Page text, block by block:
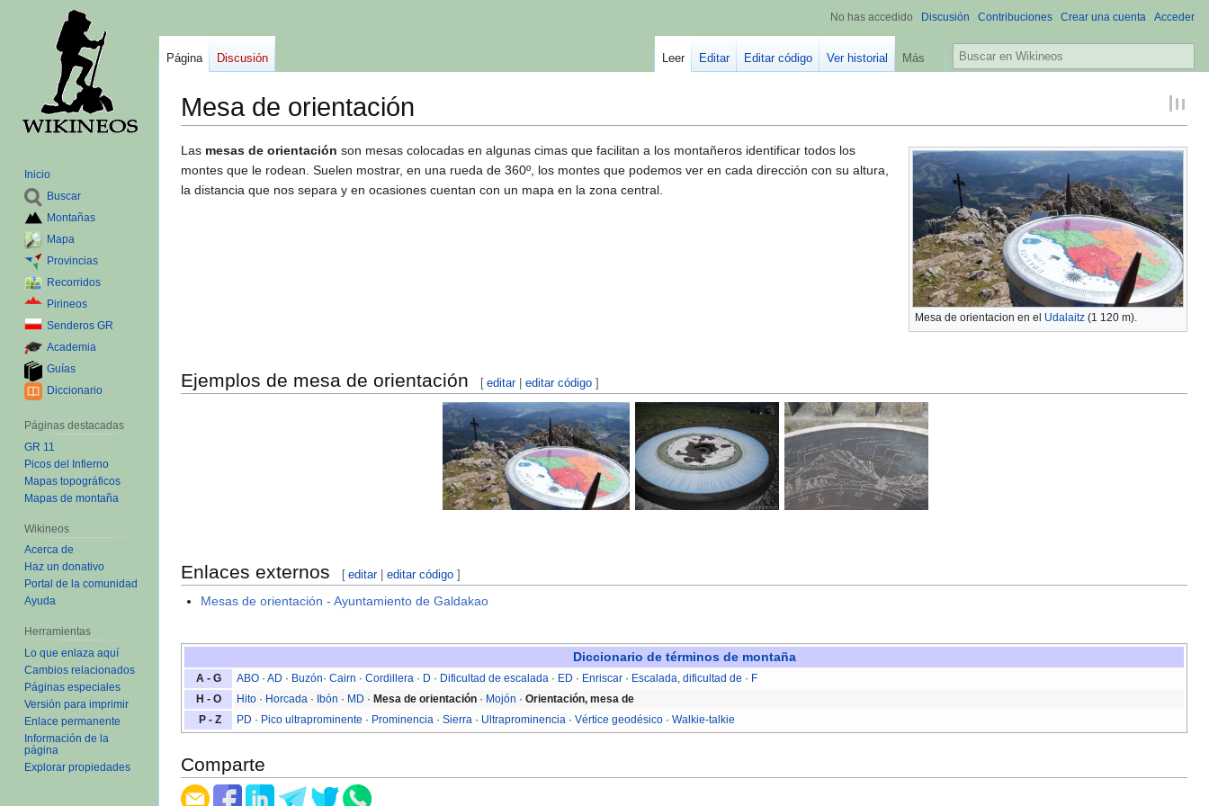
Mesa de orientación
Ir
a
la
Ir
a
la
Mesa de orientacion en el Udalaitz (1 120 m).
Las mesas de orientación son mesas colocadas en algunas cimas que facilitan a los montañeros identificar todos los
montes que le rodean. Suelen mostrar, en una rueda de 360º, los montes que podemos ver en cada dirección con su altura,
la distancia que nos separa y en ocasiones cuentan con un mapa en la zona central.
Ejemplos de mesa de orientación [ editar|editar código ]
Enlaces externos [ editar|editar código ]
Mesas de orientación - Ayuntamiento de Galdakao
Diccionario de términos de montaña
A - G ABO ·AD · Buzón·Cairn ·Cordillera · D · Dificultad de escalada · ED · Enriscar · Escalada, dificultad de · F
H - O
Hito · Horcada · Ibón · MD ·Mesa de orientación · Mojón ·Orientación, mesa de
P - Z
PD · Pico ultraprominente · Prominencia ·Sierra · Ultraprominencia ·Vértice geodésico ·Walkie-talkie
Comparte
No has accedido Discusión Contribuciones Crear una cuenta Acceder
Página Discusión Leer Editar Editar código Ver historial Más
B
u
a
r
Inicio
Buscar
Montañas
Mapa
Provincias
Recorridos
Pirineos
Senderos GR
Academia
Guías
Diccionario
Páginas destacadas
GR 11
Picos del Infierno
Mapas topográficos
Mapas de montaña
Wikineos
Acerca de
Haz un donativo
Portal de la comunidad
Ayuda
Herramientas
Lo que enlaza aquí
Cambios relacionados
Páginas especiales
Versión para imprimir
Enlace permanente
Información de la
página
Explorar propiedades